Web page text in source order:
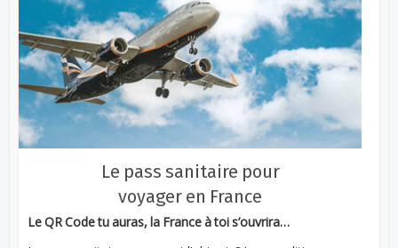
Le pass sanitaire pour
voyager en France
Le QR Code tu auras, la France à toi s’ouvrira…